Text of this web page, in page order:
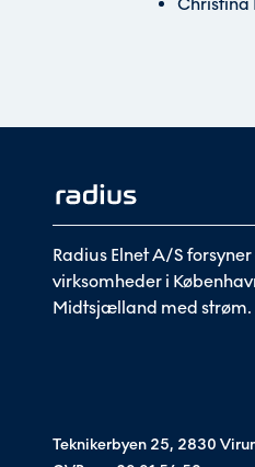
Radius Elnet A/S
virksomheder i
Midtsjælland med strøm.
Teknikerbyen 25, 2830